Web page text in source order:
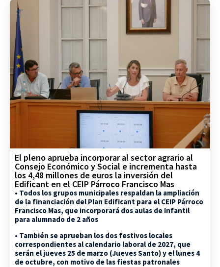
El pleno aprueba incorporar al sector agrario al
Consejo Económico y Social e incrementa hasta
los 4,48 millones de euros la inversión del
Edificant en el CEIP Párroco Francisco Mas
• Todos los grupos municipales respaldan la ampliación
de la financiación del Plan Edificant para el CEIP Párroco
Francisco Mas, que incorporará dos aulas de Infantil
para alumnado de 2 años
• También se aprueban los dos festivos locales
correspondientes al calendario laboral de 2027, que
serán el jueves 25 de marzo (Jueves Santo) y el lunes 4
de octubre, con motivo de las fiestas patronales